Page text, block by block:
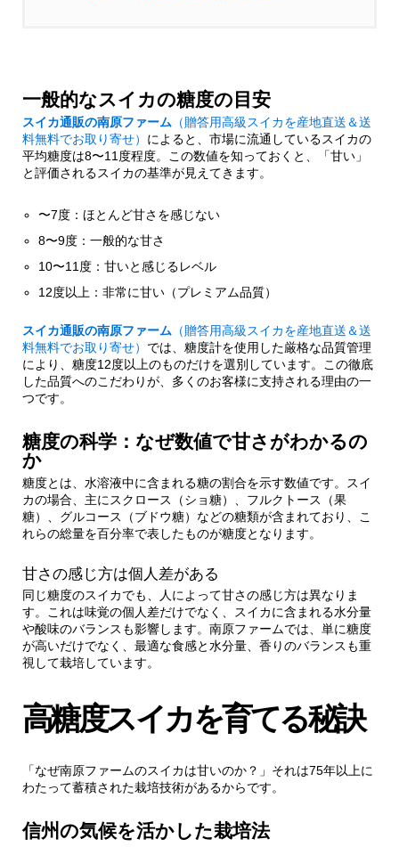
0.2.1.甘さの感じ方は個人差がある
1.高糖度スイカを育てる秘訣
1.1.信州の気候を活かした栽培法
1.1.1. 「信州の夏休み」シリーズの特徴
1.2.1. 土壌管理と栽培環境の整備
2.2.「叩き」の音で判断する方法
3.まとめ：本当に甘いスイカの基準
一般的なスイカの糖度の目安
スイカ通販の南原ファーム （贈答用高級スイカを産地直送＆送
料無料でお取り寄せ） によると、市場に流通しているスイカの
平均糖度は8〜11度程度。この数値を知っておくと、「甘い」
と評価されるスイカの基準が見えてきます。
〜7度：ほとんど甘さを感じない
8〜9度：一般的な甘さ
10〜11度：甘いと感じるレベル
12度以上：非常に甘い（プレミアム品質）
スイカ通販の南原ファーム （贈答用高級スイカを産地直送＆送
料無料でお取り寄せ） では、糖度計を使用した厳格な品質管理
により、糖度12度以上のものだけを選別しています。この徹底
した品質へのこだわりが、多くのお客様に支持される理由の一
つです。
糖度の科学：なぜ数値で甘さがわかるの
か
糖度とは、水溶液中に含まれる糖の割合を示す数値です。スイ
カの場合、主にスクロース（ショ糖）、フルクトース（果
糖）、グルコース（ブドウ糖）などの糖類が含まれており、こ
れらの総量を百分率で表したものが糖度となります。
甘さの感じ方は個人差がある
同じ糖度のスイカでも、人によって甘さの感じ方は異なりま
す。これは味覚の個人差だけでなく、スイカに含まれる水分量
や酸味のバランスも影響します。南原ファームでは、単に糖度
が高いだけでなく、最適な食感と水分量、香りのバランスも重
視して栽培しています。
高糖度スイカを育てる秘訣
「なぜ南原ファームのスイカは甘いのか？」それは75年以上に
わたって蓄積された栽培技術があるからです。
信州の気候を活かした栽培法